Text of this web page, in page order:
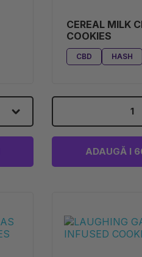
CEREAL MILK
COOKIES
CBD HASH
1
ADAUGĂ I